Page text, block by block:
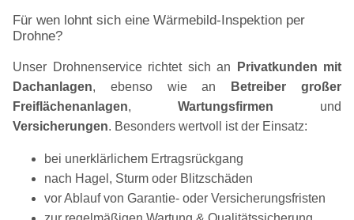
Für wen lohnt sich eine Wärmebild-Inspektion per
Drohne?
Unser Drohnenservice richtet sich an
Privatkunden mit
Dachanlagen, ebenso wie an
Betreiber großer
Freiflächenanlagen, Wartungsfirmen und
Versicherungen. Besonders wertvoll ist der Einsatz:
bei unerklärlichem Ertragsrückgang
nach Hagel, Sturm oder Blitzschäden
vor Ablauf von Garantie- oder Versicherungsfristen